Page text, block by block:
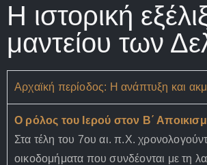
Η ιστορική
μαντείου των
Αρχαϊκή περίοδος: Η ανάπτυξη και
Ο ρόλος του Ιερού στον Β΄
Στα τέλη του 7ου αι. π.Χ.
οικοδομήματα που συνδέονται με τη